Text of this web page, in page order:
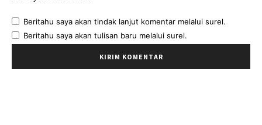
Beritahu saya akan tindak lanjut komentar melalui surel.
Beritahu saya akan tulisan baru melalui surel.